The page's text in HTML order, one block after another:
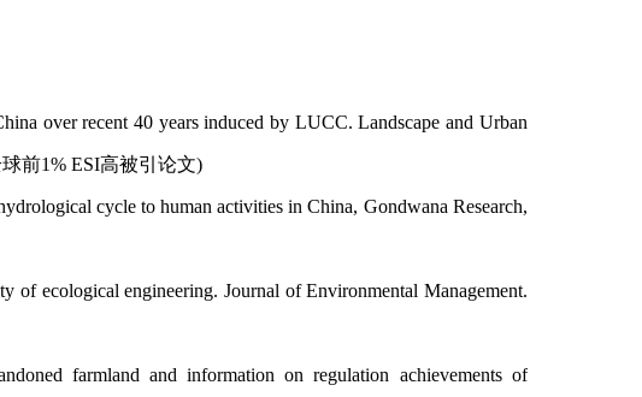
over recent 40 years induced by LUCC. Landscape and Urban
球前1% ESI高被引论文)
cycle to human activities in China, Gondwana Research,
of ecological engineering. Journal of Environmental Management.
farmland and information on regulation achievements of